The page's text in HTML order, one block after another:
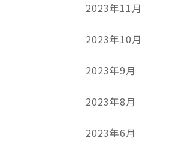
2023年11月
2023年10月
2023年9月
2023年8月
2023年6月